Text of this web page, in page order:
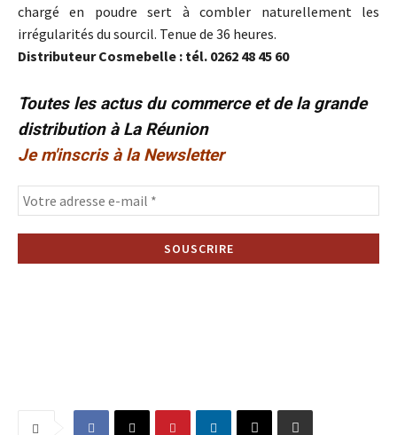
chargé en poudre sert à combler naturellement les
irrégularités du sourcil. Tenue de 36 heures.
Distributeur Cosmebelle : tél. 0262 48 45 60
Toutes les actus du commerce et de la grande
distribution à La Réunion
Je m'inscris à la Newsletter